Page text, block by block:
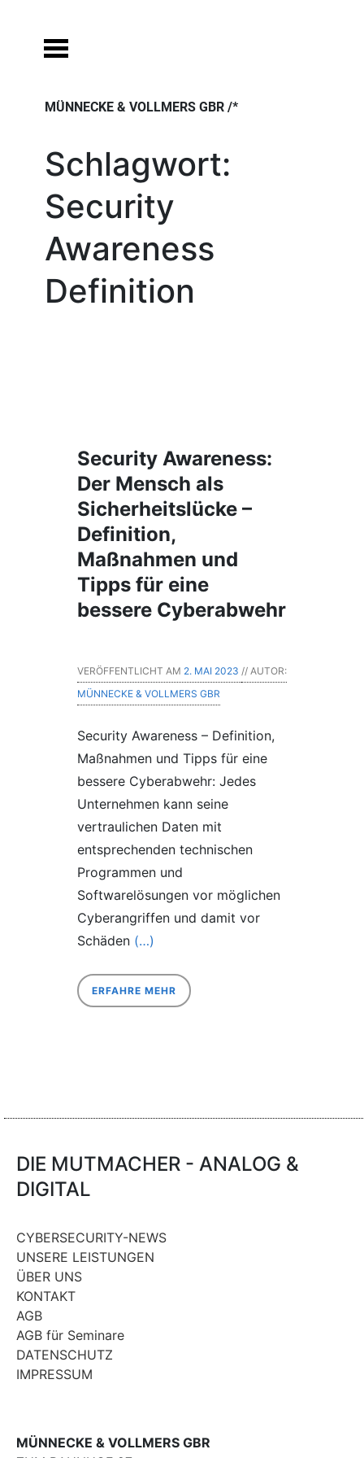
content
MÜNNECKE & VOLLMERS GBR /*
Schlagwort:
Security
Awareness
Definition
Security Awareness:
Der Mensch als
Sicherheitslücke –
Definition,
Maßnahmen und
Tipps für eine
bessere Cyberabwehr
VERÖFFENTLICHT AM 2. MAI 2023 // AUTOR:
MÜNNECKE & VOLLMERS GBR
Security Awareness – Definition,
Maßnahmen und Tipps für eine
bessere Cyberabwehr: Jedes
Unternehmen kann seine
vertraulichen Daten mit
entsprechenden technischen
Programmen und
Softwarelösungen vor möglichen
Cyberangriffen und damit vor
Schäden (…)
ERFAHRE MEHR
DIE MUTMACHER - ANALOG &
DIGITAL
CYBERSECURITY-NEWS
UNSERE LEISTUNGEN
ÜBER UNS
KONTAKT
AGB
AGB für Seminare
DATENSCHUTZ
IMPRESSUM
MÜNNECKE & VOLLMERS GBR